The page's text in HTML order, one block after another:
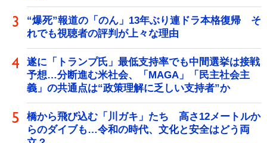
“爆死”報道の「のん」13年ぶり連ドラ本格復帰 そ
れでも視聴者の評判が上々な理由
遂に「トランプ氏」最低支持率でも中間選挙は接戦
予想…分断進む米社会、「MAGA」「民主社会主
義」の共通点は“政策理解に乏しい支持者”か
橋から飛び込む「川ガキ」たち 高さ12メートルか
らのダイブも…令和の時代、文化と安全はどう両